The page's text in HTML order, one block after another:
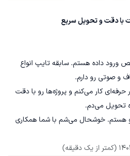
با دقت و تحویل سریع
داده هستم. سابقه تایپ انواع
با Word و Excel به‌طور حرفه‌ای کار می‌کنم و پروژه‌ها رو با دقت
متعهد، دقیق و پاسخ‌گو هستم. خوشحال می‌شم با شما همکاری
(کمتر از یک دقیقه)